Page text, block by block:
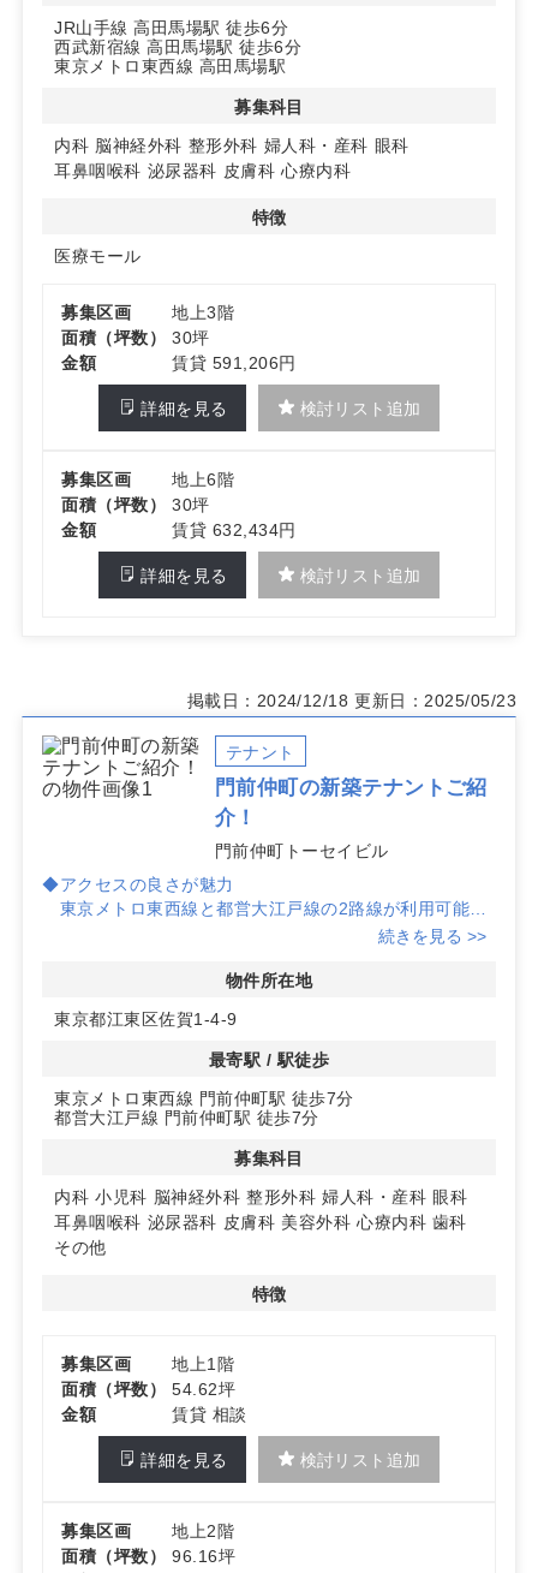
幅広い診療科目に対応可能です。
◆2026年2月入居開始
新規開業や移転をお考えの方に最適な物件です。2026
計画に余裕を持って準備を進めることができます。
JR山手線 高田馬場駅 徒歩6分
西武新宿線 高田馬場駅 徒歩6分
東京メトロ東西線 高田馬場駅
募集科目
内科 脳神経外科 整形外科 婦人科・産科 眼科
耳鼻咽喉科 泌尿器科 皮膚科 心療内科
特徴
医療モール
募集区画
地上3階
面積（坪数）
30坪
金額
賃貸 591,206円
詳細を見る 検討リスト追加
募集区画
地上6階
面積（坪数）
30坪
金額
賃貸 632,434円
詳細を見る 検討リスト追加
掲載日：2024/12/18 更新日：2025/05/23
テナント
門前仲町の新築テナントご紹
介！
門前仲町トーセイビル
◆アクセスの良さが魅力
東京メトロ東西線と都営大江戸線の2路線が利用可能
で、門前仲町駅から徒歩7分の便利な立地です。通勤や患
最新の設備が揃った新築テナントで、快適な診療環境を
提供します。鉄筋コンクリート構造で耐久性も抜群です。
◆充実の駐車場とエレベーター完備
駐車場があり、車での来院も安心。エレベーターも完備
されており、患者様の移動をスムーズにサポートします。
詳細はお問い合わせください！
続きを見る >>
物件所在地
東京都江東区佐賀1-4-9
最寄駅 / 駅徒歩
東京メトロ東西線 門前仲町駅 徒歩7分
都営大江戸線 門前仲町駅 徒歩7分
募集科目
内科 小児科 脳神経外科 整形外科 婦人科・産科 眼科
耳鼻咽喉科 泌尿器科 皮膚科 美容外科 心療内科 歯科
その他
特徴
募集区画
地上1階
面積（坪数）
54.62坪
金額
賃貸 相談
詳細を見る 検討リスト追加
募集区画
地上2階
面積（坪数）
96.16坪